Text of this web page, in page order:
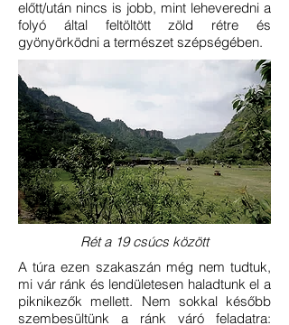
előtt/után nincs is jobb, mint leheveredni a
folyó által feltöltött zöld rétre és
gyönyörködni a természet szépségében.
Rét a 19 csúcs között
A túra ezen szakaszán még nem tudtuk,
mi vár ránk és lendületesen haladtunk el a
piknikezők mellett. Nem sokkal később
szembesültünk a ránk váró feladatra: